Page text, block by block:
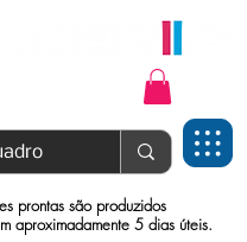
prontas são produzidos
aproximadamente 5 dias úteis.